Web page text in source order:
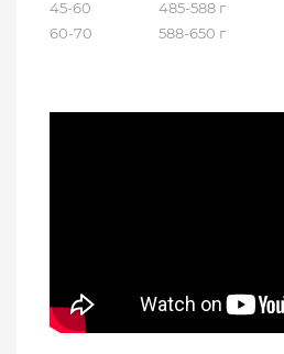
45-60
485-588 г
60-70
588-650 г